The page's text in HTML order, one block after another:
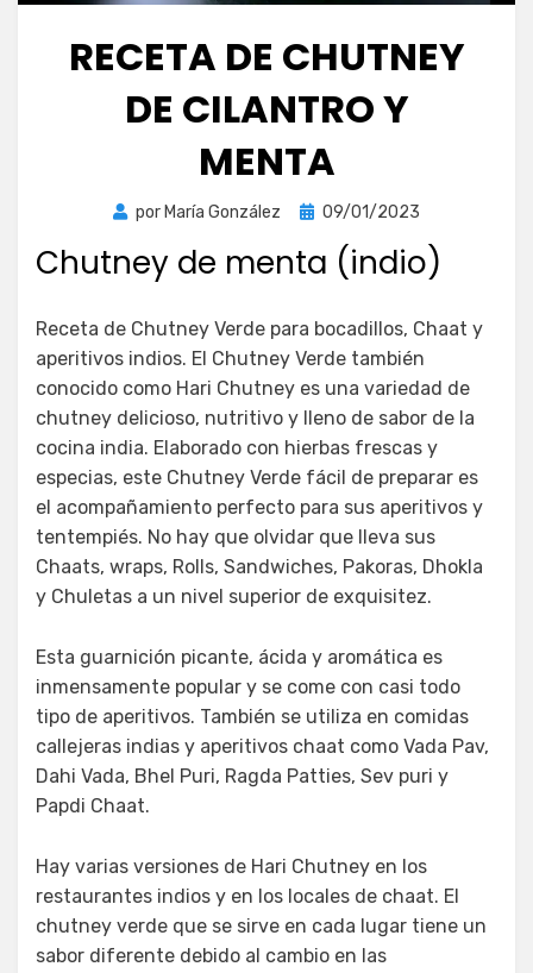
RECETA DE CHUTNEY
DE CILANTRO Y
MENTA
por María González
Publicada
09/01/2023
Chutney de menta (indio)
Receta de Chutney Verde para bocadillos, Chaat y
aperitivos indios. El Chutney Verde también
conocido como Hari Chutney es una variedad de
chutney delicioso, nutritivo y lleno de sabor de la
cocina india. Elaborado con hierbas frescas y
especias, este Chutney Verde fácil de preparar es
el acompañamiento perfecto para sus aperitivos y
tentempiés. No hay que olvidar que lleva sus
Chaats, wraps, Rolls, Sandwiches, Pakoras, Dhokla
y Chuletas a un nivel superior de exquisitez.
Esta guarnición picante, ácida y aromática es
inmensamente popular y se come con casi todo
tipo de aperitivos. También se utiliza en comidas
callejeras indias y aperitivos chaat como Vada Pav,
Dahi Vada, Bhel Puri, Ragda Patties, Sev puri y
Papdi Chaat.
Hay varias versiones de Hari Chutney en los
restaurantes indios y en los locales de chaat. El
chutney verde que se sirve en cada lugar tiene un
sabor diferente debido al cambio en las